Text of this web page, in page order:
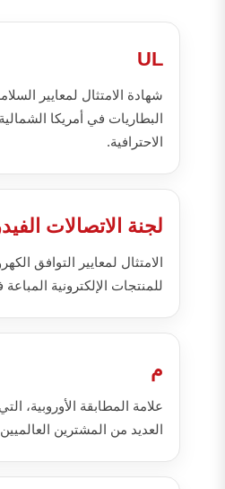
UL
شهادة الامتثال لمعايير
البطاريات في أمريكا
الاحترافية.
لجنة الاتصالات
الامتثال لمعايير التوافق
للمنتجات الإلكترونية
م
علامة المطابقة الأوروبية،
العديد من المشترين